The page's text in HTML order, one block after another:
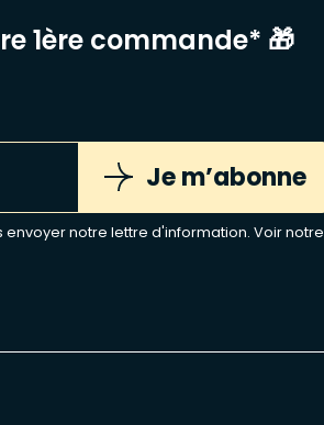
1ère commande* 🎁
Je m’abonne
notre lettre d'information. Voir notre